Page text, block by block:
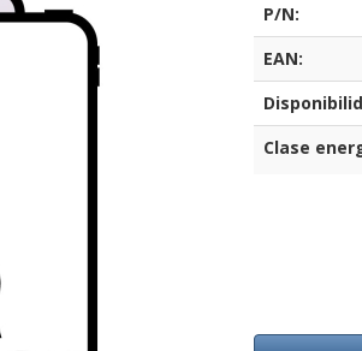
P/N:
EAN:
Clase